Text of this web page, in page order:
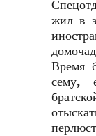
жил в
Время
сему,